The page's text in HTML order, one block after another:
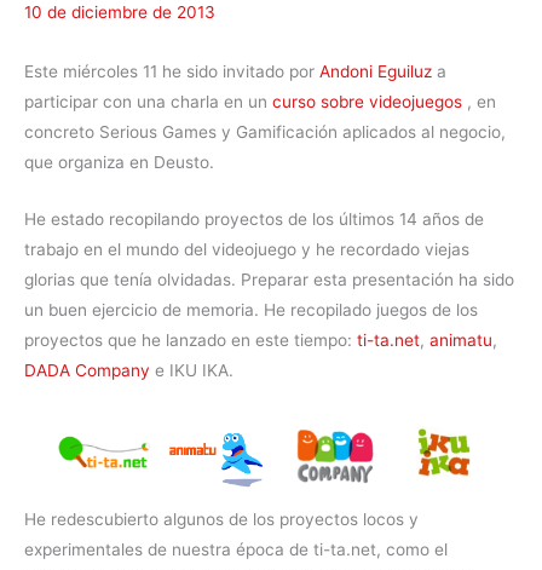
10 de diciembre de 2013
Este miércoles 11 he sido invitado por Andoni Eguiluz a
participar con una charla en un curso sobre videojuegos , en
concreto Serious Games y Gamificación aplicados al negocio,
que organiza en Deusto.
He estado recopilando proyectos de los últimos 14 años de
trabajo en el mundo del videojuego y he recordado viejas
glorias que tenía olvidadas. Preparar esta presentación ha sido
un buen ejercicio de memoria. He recopilado juegos de los
proyectos que he lanzado en este tiempo: ti-ta.net, animatu,
DADA Company e IKU IKA.
He redescubierto algunos de los proyectos locos y
experimentales de nuestra época de ti-ta.net, como el